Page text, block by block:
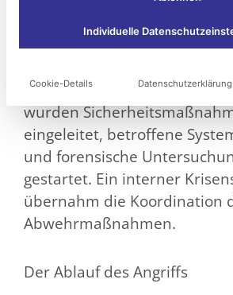
Stadtverwaltung Ellwangen
Cyberangriffs. IT-Experten
städtischen Netzwerken.
wurden
eingeleitet, betroffene
und forensische
gestartet. Ein interner
übernahm die Koordination
Abwehrmaßnahmen.
Der Ablauf des Angriffs
Individuelle
Cookie-Details Datenschutzerklärung